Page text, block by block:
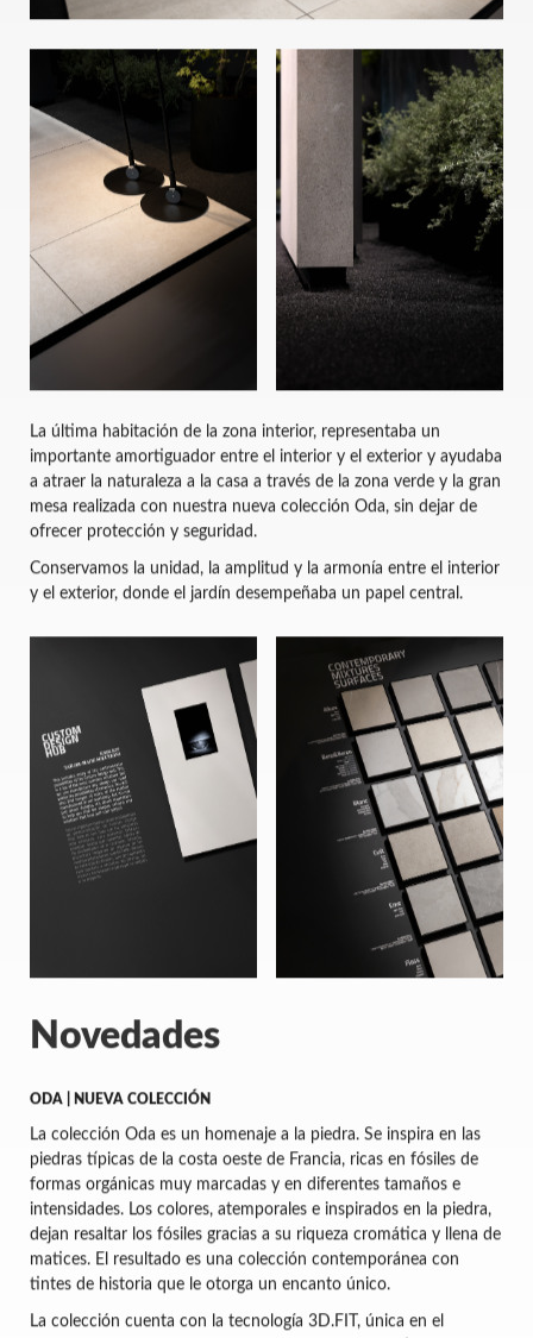
La última habitación de la zona interior, representaba un
importante amortiguador entre el interior y el exterior y ayudaba
a atraer la naturaleza a la casa a través de la zona verde y la gran
mesa realizada con nuestra nueva colección Oda, sin dejar de
ofrecer protección y seguridad.
Conservamos la unidad, la amplitud y la armonía entre el interior
y el exterior, donde el jardín desempeñaba un papel central.
Novedades
ODA | NUEVA COLECCIÓN
La colección Oda es un homenaje a la piedra. Se inspira en las
piedras típicas de la costa oeste de Francia, ricas en fósiles de
formas orgánicas muy marcadas y en diferentes tamaños e
intensidades. Los colores, atemporales e inspirados en la piedra,
dejan resaltar los fósiles gracias a su riqueza cromática y llena de
matices. El resultado es una colección contemporánea con
tintes de historia que le otorga un encanto único.
La colección cuenta con la tecnología 3D.FIT, única en el